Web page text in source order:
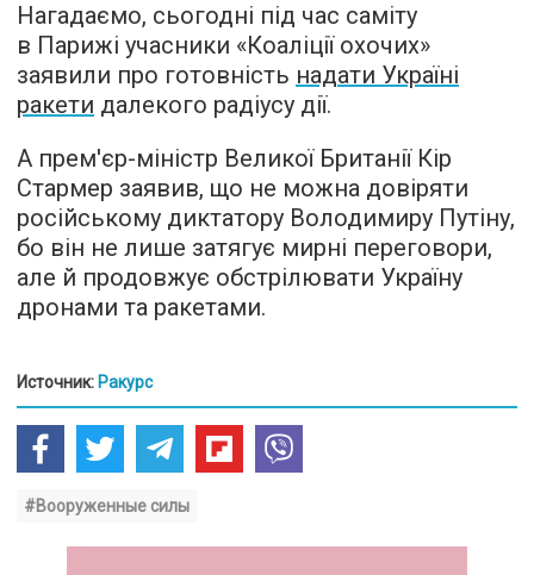
Нагадаємо, сьогодні під час саміту
в Парижі учасники «Коаліції охочих»
заявили про готовність надати Україні
ракети далекого радіусу дії.
А прем'єр-міністр Великої Британії Кір
Стармер заявив, що не можна довіряти
російському диктатору Володимиру Путіну,
бо він не лише затягує мирні переговори,
але й продовжує обстрілювати Україну
дронами та ракетами.
Источник: Ракурс
#Вооруженные силы